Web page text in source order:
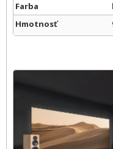
Farba
Hmotnosť